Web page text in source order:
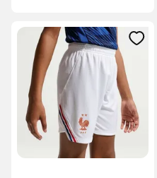
Abre un modal para iniciar